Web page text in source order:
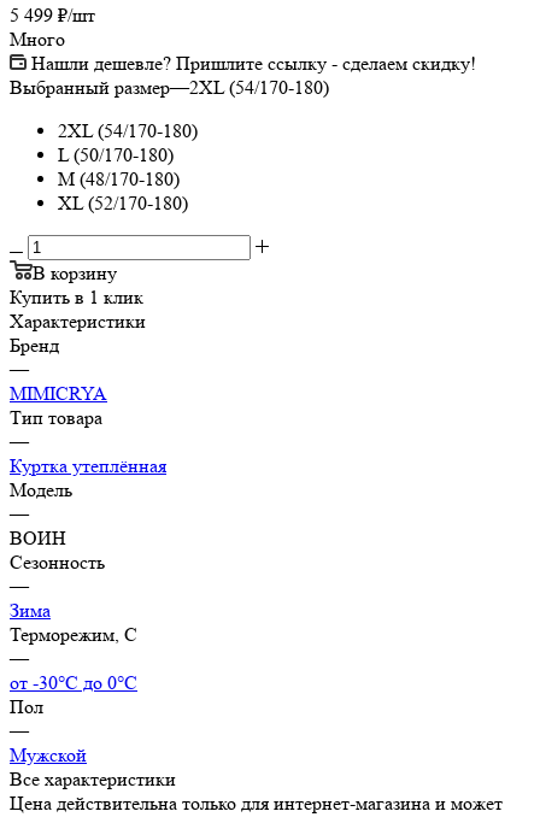
5 499 ₽/шт
Много
Нашли дешевле? Пришлите ссылку - сделаем скидку!
Выбранный размер—2XL (54/170-180)
2XL (54/170-180)
L (50/170-180)
M (48/170-180)
XL (52/170-180)
В корзину
Купить в 1 клик
Характеристики
Бренд
—
MIMICRYA
Тип товара
—
Куртка утеплённая
Модель
—
ВОИН
Сезонность
—
Зима
Терморежим, C
—
от -30°С до 0°С
Пол
—
Мужской
Все характеристики
Цена действительна только для интернет-магазина и может